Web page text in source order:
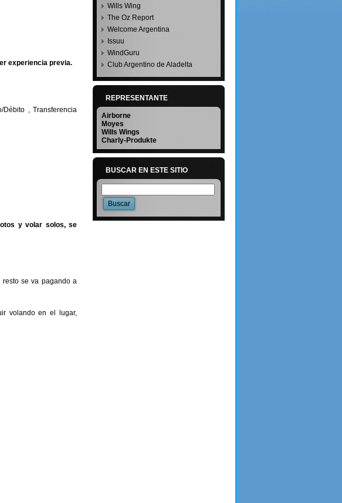
experiencia previa.
, Transferencia
y volar solos, se
se va pagando a
volando en el lugar,
Wills Wing
The Oz Report
Welcome Argentina
Issuu
WindGuru
Club Argentino de Aladelta
REPRESENTANTE
Airborne
Moyes
Wills Wings
Charly-Produkte
BUSCAR EN ESTE SITIO